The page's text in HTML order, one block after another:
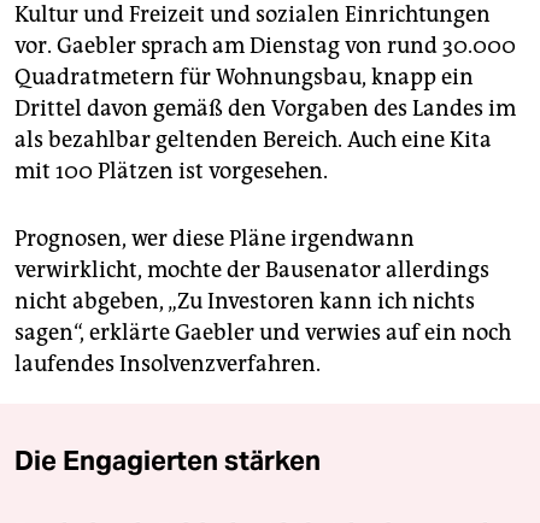
Kultur und Freizeit und sozialen Einrichtungen
vor. Gaebler sprach am Dienstag von rund 30.000
Quadratmetern für Wohnungsbau, knapp ein
Drittel davon gemäß den Vorgaben des Landes im
als bezahlbar geltenden Bereich. Auch eine Kita
mit 100 Plätzen ist vorgesehen.
Prognosen, wer diese Pläne irgendwann
verwirklicht, mochte der Bausenator allerdings
nicht abgeben, „Zu Investoren kann ich nichts
sagen“, erklärte Gaebler und verwies auf ein noch
laufendes Insolvenzverfahren.
Die Engagierten stärken